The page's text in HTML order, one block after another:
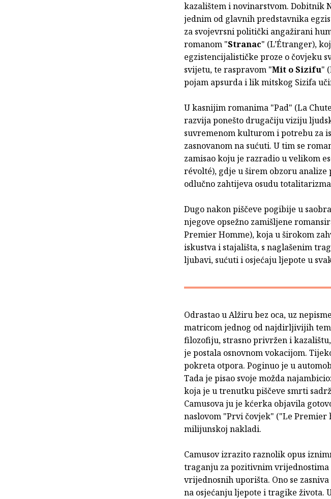
kazalištem i novinarstvom. Dobitnik
jednim od glavnih predstavnika
za svojevrsni politički angažirani
romanom "Stranac" (L’Étranger),
egzistencijalističke proze o čovjeku
svijetu, te raspravom "Mit o Sizifu"
pojam apsurda i lik mitskog Sizifa
U kasnijim romanima "Pad" (La
razvija ponešto drugačiju viziju
suvremenom kulturom i potrebu za
zasnovanom na sućuti. U tim se
zamisao koju je razradio u velikom
révolté), gdje u širem obzoru
odlučno zahtijeva osudu
Dugo nakon piščeve pogibije u
njegove opsežno zamišljene
Premier Homme), koja u širokom
iskustva i stajališta, s naglašenim
ljubavi, sućuti i osjećaju ljepote u
Odrastao u Alžiru bez oca, uz
matricom jednog od najdirljivijih
filozofiju, strasno privržen i
je postala osnovnom vokacijom.
pokreta otpora. Poginuo je u
Tada je pisao svoje možda
koja je u trenutku piščeve smrti
Camusova ju je kćerka objavila
naslovom "Prvi čovjek" ("Le Premier
milijunskoj nakladi.
Camusov izrazito raznolik opus
traganju za pozitivnim
vrijednosnih uporišta. Ono se
na osjećanju ljepote i tragike života.